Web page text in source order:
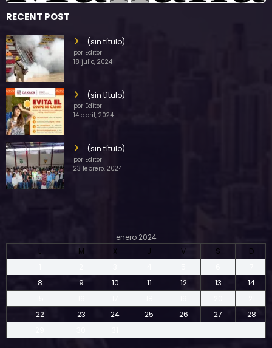
RECENT POST
(sin título)
por Editor
18 julio, 2024
(sin título)
por Editor
14 abril, 2024
(sin título)
por Editor
23 febrero, 2024
enero 2024
L
M X J V S
D
8
9 10 11 12 13
14
22
23 24 25 26 27
28